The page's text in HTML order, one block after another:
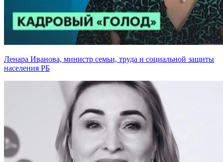
Ленара Иванова, министр семьи, труда и социальной защиты
населения РБ